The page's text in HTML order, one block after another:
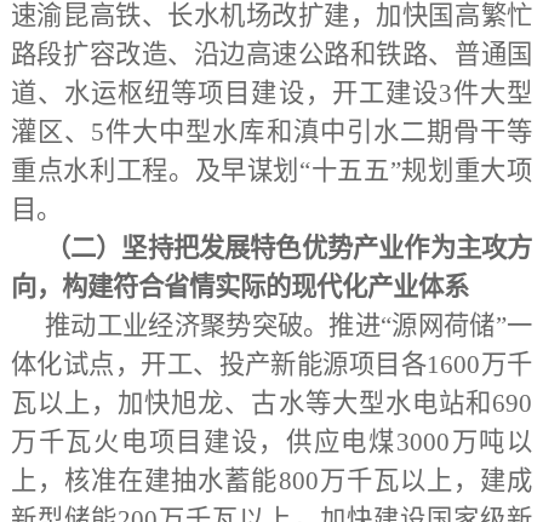
速渝昆高铁、长水机场改扩建，加快国高繁忙
路段扩容改造、沿边高速公路和铁路、普通国
道、水运枢纽等项目建设，开工建设3件大型
灌区、5件大中型水库和滇中引水二期骨干等
重点水利工程。及早谋划“十五五”规划重大项
目。
（二）坚持把发展特色优势产业作为主攻方
向，构建符合省情实际的现代化产业体系
推动工业经济聚势突破。推进“源网荷储”一
体化试点，开工、投产新能源项目各1600万千
瓦以上，加快旭龙、古水等大型水电站和690
万千瓦火电项目建设，供应电煤3000万吨以
上，核准在建抽水蓄能800万千瓦以上，建成